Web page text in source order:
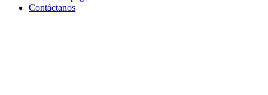
Contáctanos